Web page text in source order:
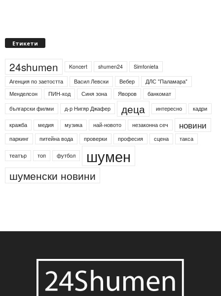
Етикети
24shumen Koncert shumen24
Simfonieta
Агенция по заетостта
Васил Левски Вебер
ДЛС "Паламара"
Менделсон
ПИН-код Синя зона Яворов
банкомат
български филми
д-р Нигяр Джафер деца интересно кадри
кражба медия музика най-новото незаконна сеч новини
паркинг питейна вода проверки професия сцена такса
театър топ футбол шумен
шуменски новини